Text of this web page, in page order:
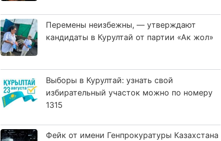
Перемены неизбежны, — утверждают
кандидаты в Курултай от партии «Ак жол»
Выборы в Курултай: узнать свой
избирательный участок можно по номеру
1315
Фейк от имени Генпрокуратуры Казахстана